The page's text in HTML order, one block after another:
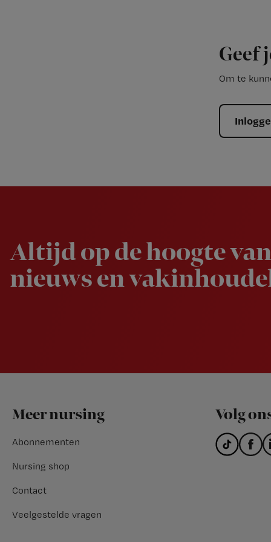
Geef
Om te
Altijd op de hoogte
nieuws en
Footer
Meer nursing
Abonnementen
Nursing shop
Contact
Veelgestelde vragen
Volg